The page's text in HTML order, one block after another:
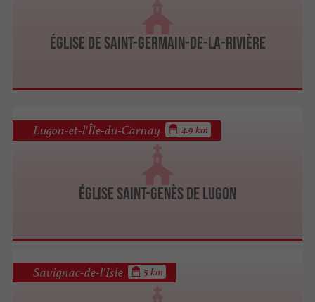
Église de Saint-Germain-de-La-Rivière
Église Saint-Genès de Lugon
Lugon-et-l'Île-du-Carnay 4.9 km
Savignac-de-l'Isle 5 km